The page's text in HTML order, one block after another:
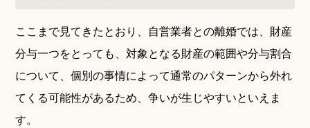
ここまで見てきたとおり、自営業者との離婚では、財産
分与一つをとっても、対象となる財産の範囲や分与割合
について、個別の事情によって通常のパターンから外れ
てくる可能性があるため、争いが生じやすいといえま
す。